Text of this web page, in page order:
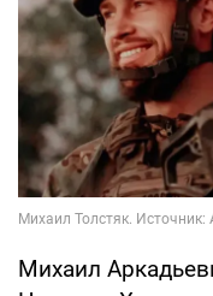
Михаил